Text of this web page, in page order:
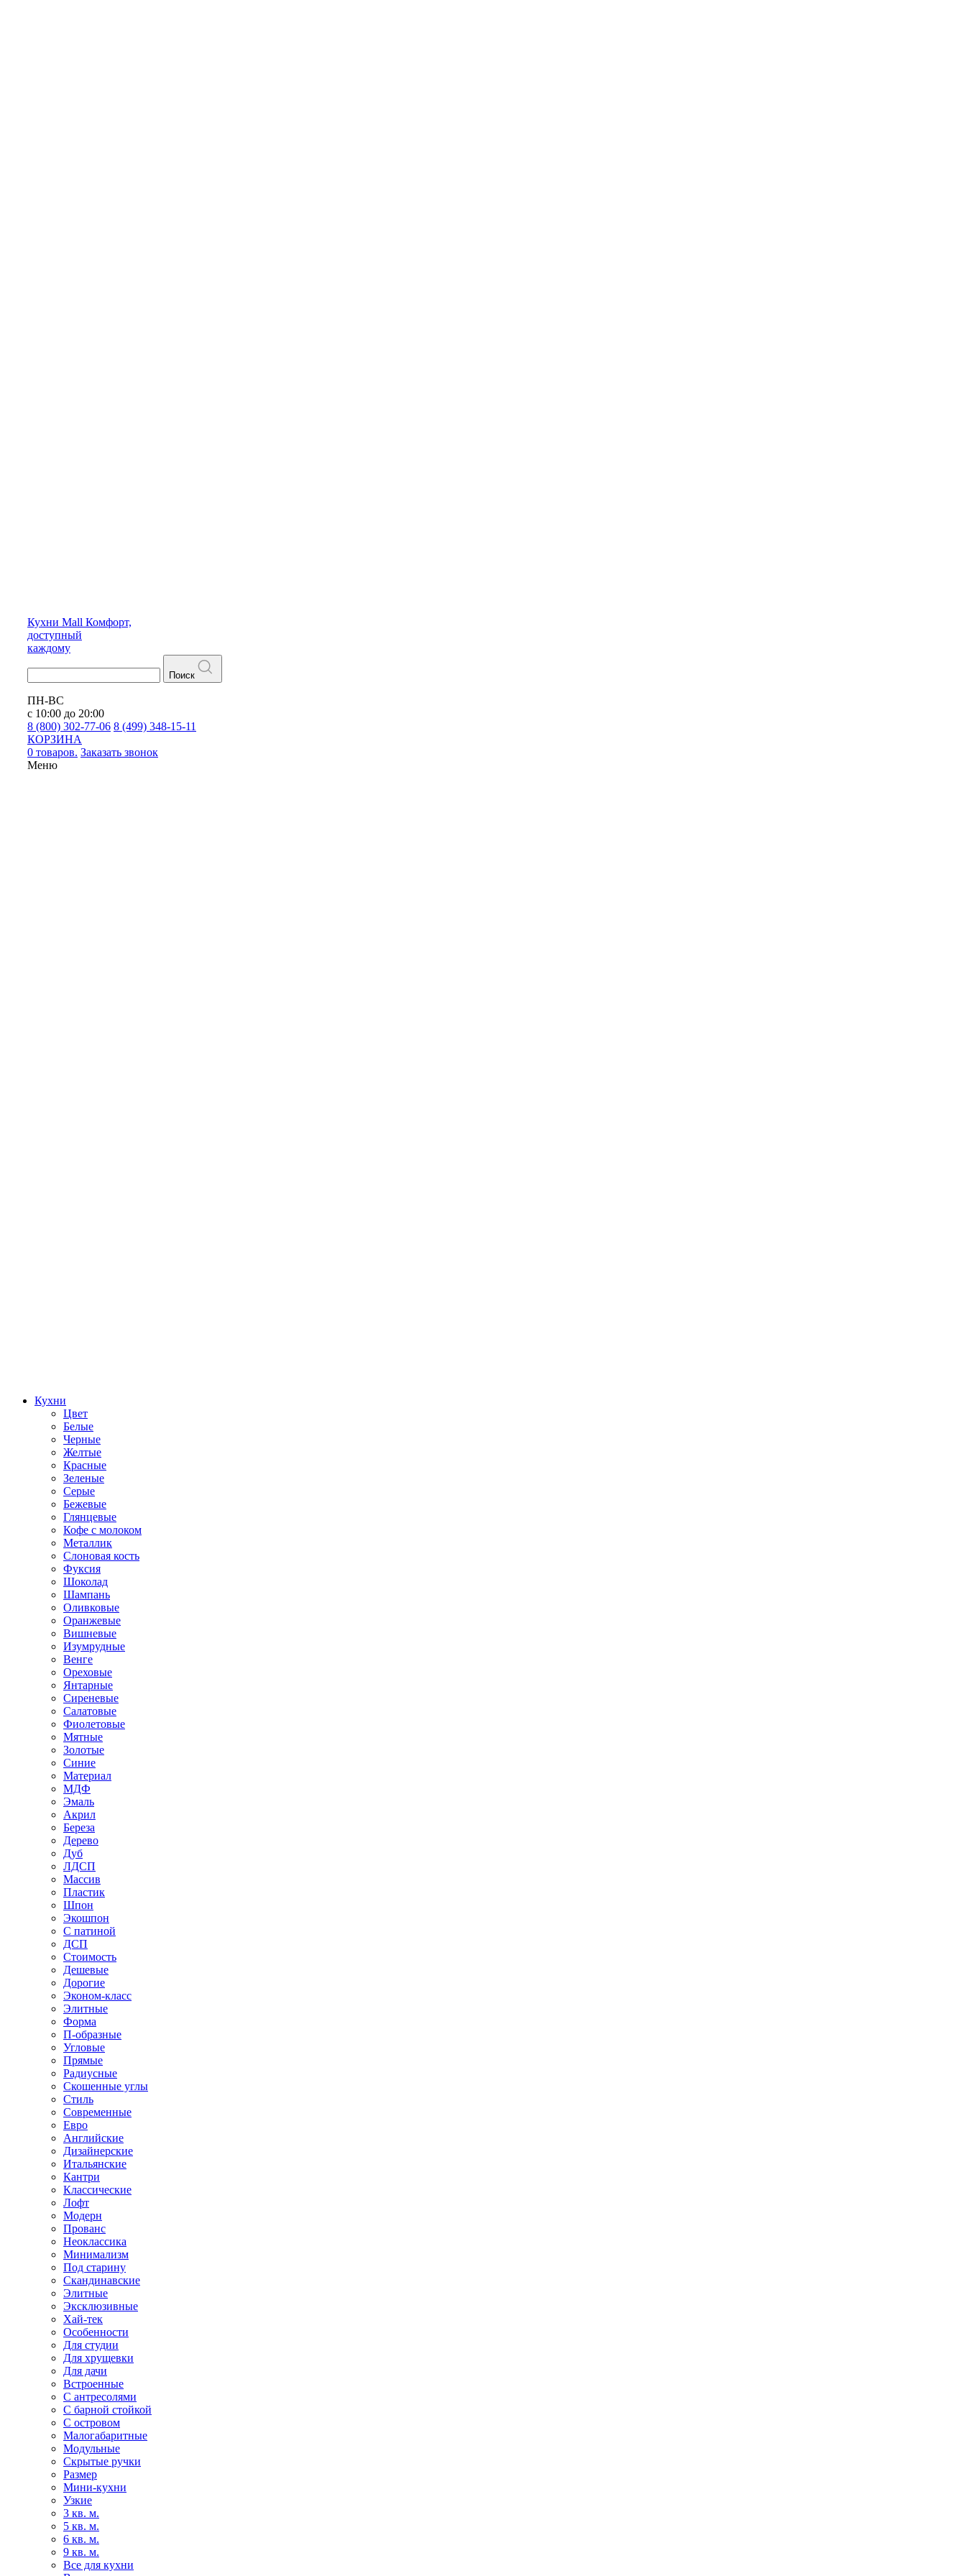
Кухни Mall Комфорт,
доступный
каждому
Поиск
ПН-ВС
с 10:00 до 20:00
8 (800) 302-77-06 8 (499) 348-15-11
КОРЗИНА
0 товаров. Заказать звонок
Меню
Кухни
Цвет
Белые
Черные
Желтые
Красные
Зеленые
Серые
Бежевые
Глянцевые
Кофе с молоком
Металлик
Слоновая кость
Фуксия
Шоколад
Шампань
Оливковые
Оранжевые
Вишневые
Изумрудные
Венге
Ореховые
Янтарные
Сиреневые
Салатовые
Фиолетовые
Мятные
Золотые
Синие
Материал
МДФ
Эмаль
Акрил
Береза
Дерево
Дуб
ЛДСП
Массив
Пластик
Шпон
Экошпон
С патиной
ДСП
Стоимость
Дешевые
Дорогие
Эконом-класс
Элитные
Форма
П-образные
Угловые
Прямые
Радиусные
Скошенные углы
Стиль
Современные
Евро
Английские
Дизайнерские
Итальянские
Кантри
Классические
Лофт
Модерн
Прованс
Неоклассика
Минимализм
Под старину
Скандинавские
Элитные
Эксклюзивные
Хай-тек
Особенности
Для студии
Для хрущевки
Для дачи
Встроенные
С антресолями
С барной стойкой
С островом
Малогабаритные
Модульные
Скрытые ручки
Размер
Мини-кухни
Узкие
3 кв. м.
5 кв. м.
6 кв. м.
9 кв. м.
Все для кухни